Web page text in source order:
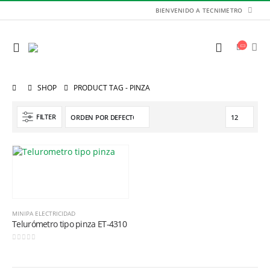
BIENVENIDO A TECNIMETRO
SHOP PRODUCT TAG - PINZA
FILTER
MINIPA ELECTRICIDAD
Telurómetro tipo pinza ET-4310